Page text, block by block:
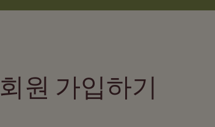
회원 가입하기